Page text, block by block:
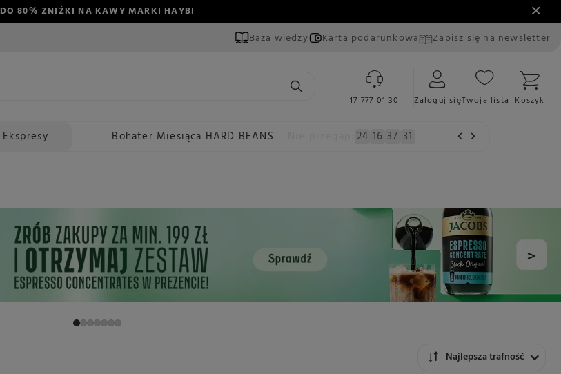
DO 80% ZNIŻKI NA KAWY MARKI HAYB!
Baza wiedzy Karta podarunkowa Zapisz się na newsletter
17 777 01 30 Zaloguj sięTwoja lista Koszyk
Ekspresy Bohater Miesiąca HARD BEANS 24 16 37 30
>
Zmień sortowanie
Najlepsza trafność